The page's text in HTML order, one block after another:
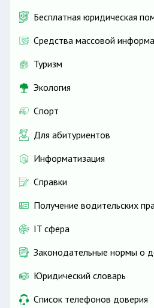
Бесплатная юридическая
Средства массовой
Туризм
Экология
Спорт
Для абитуриентов
Информатизация
Справки
Получение водительских
IT сфера
Законодательные нормы о
Юридический словарь
Список телефонов доверия